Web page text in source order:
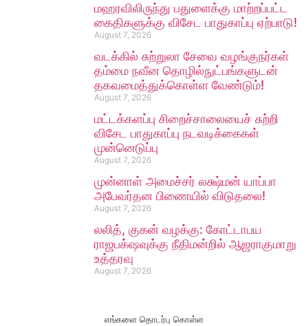
மஹரவிலிருந்து பதுளைக்கு மாற்றப்பட்ட
கைதிகளுக்கு விசேட பாதுகாப்பு ஏற்பாடு!
August 7, 2026
வடக்கில் சுற்றுலா சேவை வழங்குநர்கள்
தம்மை நவீன தொழில்நுட்பங்களுடன்
தகவமைத்துக்கொள்ள வேண்டும்!
August 7, 2026
மட்டக்களப்பு சிறைச்சாலையைச் சுற்றி
விசேட பாதுகாப்பு நடவடிக்கைகள்
முன்னெடுப்பு
August 7, 2026
முன்னாள் அமைச்சர் லக்ஷ்மன் யாப்பா
அபேவர்தன பிணையில் விடுதலை!
August 7, 2026
லலித், குகன் வழக்கு: கோட்டாபய
ராஜபக்‌ஷவுக்கு நீதிமன்றில் ஆஜராகுமாறு
உத்தரவு
August 7, 2026
எங்களை தொடர்பு கொள்ள